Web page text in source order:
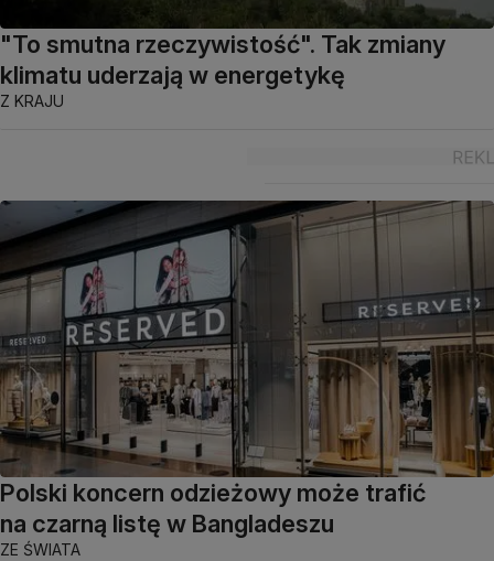
"To smutna rzeczywistość". Tak zmiany
klimatu uderzają w energetykę
Z KRAJU
Polski koncern odzieżowy może trafić
na czarną listę w Bangladeszu
ZE ŚWIATA